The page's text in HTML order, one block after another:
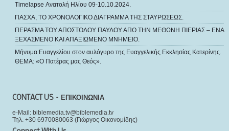
Timelapse Ανατολή Ηλίου 09-10.10.2024.
ΠΑΣΧΑ, ΤΟ ΧΡΟΝΟΛΟΓΙΚΟ ΔΙΑΓΡΑΜΜΑ ΤΗΣ ΣΤΑΥΡΩΣΕΩΣ.
ΠΕΡΑΣΜΑ ΤΟΥ ΑΠΟΣΤΟΛΟΥ ΠΑΥΛΟΥ ΑΠΟ ΤΗΝ ΜΕΘΩΝΗ ΠΙΕΡΙΑΣ – ΕΝΑ
ΞΕΧΑΣΜΕΝΟ ΚΑΙ ΑΠΑΞΙΩΜΕΝΟ ΜΝΗΜΕΙΟ.
Μήνυμα Ευαγγελίου στον αυλόγυρο της Ευαγγελικής Εκκλησίας Κατερίνης.
ΘΕΜΑ: «Ο Πατέρας μας Θεός».
CONTACT US – ΕΠΙΚΟΙΝΩΝΙΑ
e-Mail: biblemedia.tv@biblemedia.tv
Τηλ. +30 6970080063 (Γιώργος Οικονομίδης)